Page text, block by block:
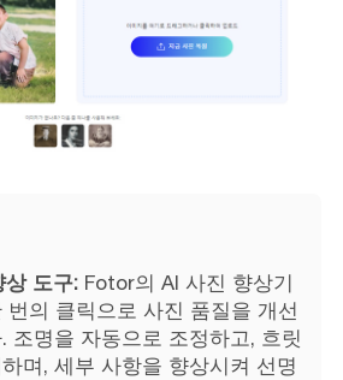
상 도구:Fotor의 AI 사진 향상기
번의 클릭으로 사진 품질을 개선
조명을 자동으로 조정하고, 흐릿
며, 세부 사항을 향상시켜 선명